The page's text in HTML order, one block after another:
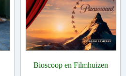
Bioscoop en Filmhuizen